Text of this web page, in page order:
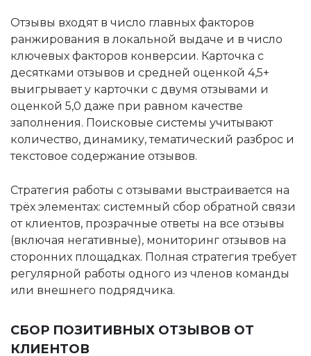
Отзывы входят в число главных факторов
ранжирования в локальной выдаче и в число
ключевых факторов конверсии. Карточка с
десятками отзывов и средней оценкой 4,5+
выигрывает у карточки с двумя отзывами и
оценкой 5,0 даже при равном качестве
заполнения. Поисковые системы учитывают
количество, динамику, тематический разброс и
текстовое содержание отзывов.
Стратегия работы с отзывами выстраивается на
трёх элементах: системный сбор обратной связи
от клиентов, прозрачные ответы на все отзывы
(включая негативные), мониторинг отзывов на
сторонних площадках. Полная стратегия требует
регулярной работы одного из членов команды
или внешнего подрядчика.
СБОР ПОЗИТИВНЫХ ОТЗЫВОВ ОТ
КЛИЕНТОВ